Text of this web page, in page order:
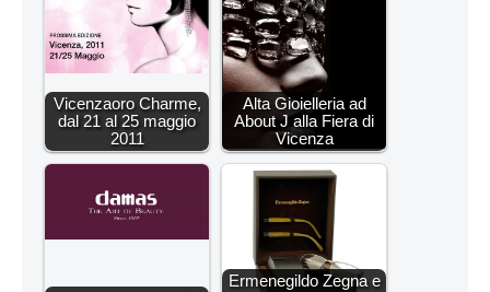
Vicenzaoro Charme,
dal 21 al 25 maggio
2011
Alta Gioielleria ad
About J alla Fiera di
Vicenza
Ermenegildo Zegna e